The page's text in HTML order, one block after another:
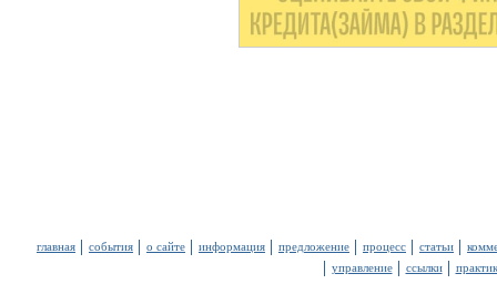
главная события о сайте информация предложение процесс статьи
управление
ссылки